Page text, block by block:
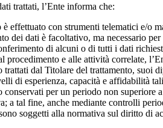
trattati, l’Ente informa che:
è effettuato con strumenti telematici e/o
dei dati è facoltativo, ma necessario
di alcuni o di tutti i dati
procedimento e alle attività correlate,
trattati dal Titolare del trattamento, suoi
di esperienza, capacità e affidabilità
conservati per un periodo non superiore
a tal fine, anche mediante controlli
soggetti alla normativa sul diritto di